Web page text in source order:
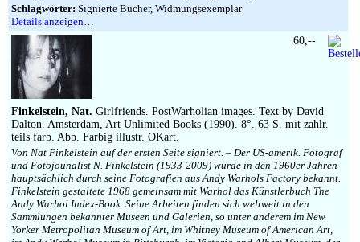
Schlagwörter: Signierte Bücher, Widmungsexemplar
Details anzeigen…
Finkelstein, Nat. Girlfriends. PostWarholian images. Text by David
Dalton. Amsterdam, Art Unlimited Books (1990). 8°. 63 S. mit zahlr.
teils farb. Abb. Farbig illustr. OKart.
Von Nat Finkelstein auf der ersten Seite signiert. – Der US-amerik. Fotograf
und Fotojounalist N. Finkelstein (1933-2009) wurde in den 1960er Jahren
hauptsächlich durch seine Fotografien aus Andy Warhols Factory bekannt.
Finkelstein gestaltete 1968 gemeinsam mit Warhol das Künstlerbuch The
Andy Warhol Index-Book. Seine Arbeiten finden sich weltweit in den
Sammlungen bekannter Museen und Galerien, so unter anderem im New
Yorker Metropolitan Museum of Art, im Whitney Museum of American Art,
60,--